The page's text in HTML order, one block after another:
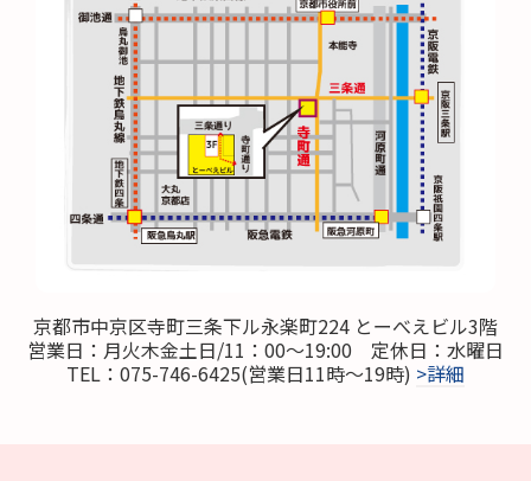
京都市中京区寺町三条下ル永楽町224 とーべえビル3階
営業日：月火木金土日/11：00～19:00 定休日：水曜日
TEL：075-746-6425(営業日11時～19時) >詳細